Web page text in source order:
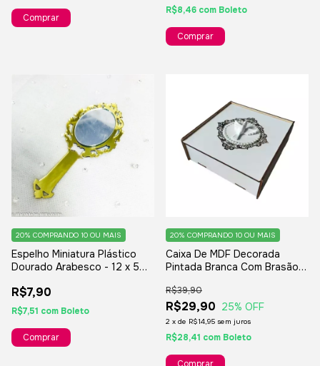
R$8,46 com Boleto
Espelho Miniatura Plástico
Dourado Arabesco - 12 x 5
R$7,90
20% COMPRANDO 10 OU MAIS
R$7,51 com Boleto
Caixa De MDF Decorada
Pintada Branca Com Brasão A
15x15x05cm.
R$29,90
R$39,90
25% OFF
2 x de R$14,95 sem juros
20% COMPRANDO 10 OU MAIS
R$28,41 com Boleto